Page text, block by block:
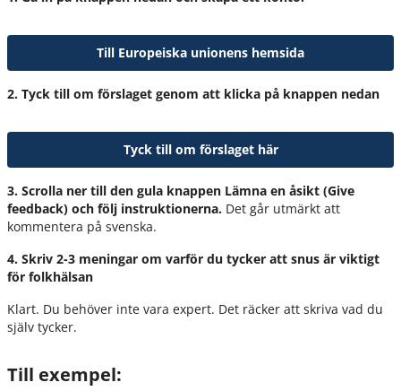
Till Europeiska unionens hemsida
2. Tyck till om förslaget genom att klicka på knappen nedan
Tyck till om förslaget här
3. Scrolla ner till den gula knappen Lämna en åsikt (Give
feedback) och följ instruktionerna. Det går utmärkt att
kommentera på svenska.
4. Skriv 2-3 meningar om varför du tycker att snus är viktigt
för folkhälsan
Klart. Du behöver inte vara expert. Det räcker att skriva vad du
själv tycker.
Till exempel: